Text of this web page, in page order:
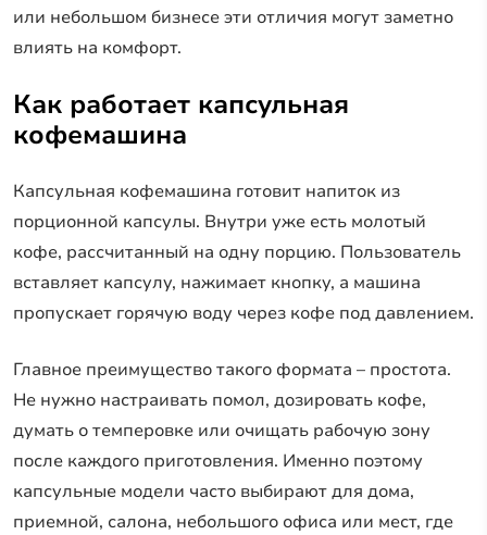
или небольшом бизнесе эти отличия могут заметно
влиять на комфорт.
Как работает капсульная
кофемашина
Капсульная кофемашина готовит напиток из
порционной капсулы. Внутри уже есть молотый
кофе, рассчитанный на одну порцию. Пользователь
вставляет капсулу, нажимает кнопку, а машина
пропускает горячую воду через кофе под давлением.
Главное преимущество такого формата – простота.
Не нужно настраивать помол, дозировать кофе,
думать о темперовке или очищать рабочую зону
после каждого приготовления. Именно поэтому
капсульные модели часто выбирают для дома,
приемной, салона, небольшого офиса или мест, где